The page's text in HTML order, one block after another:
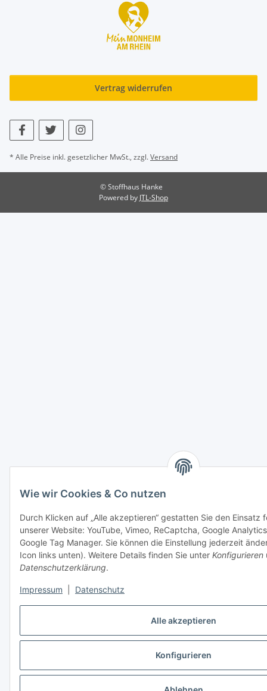
Alle akzeptieren
Konfigurieren
Wie wir Cookies & Co nutzen
Durch Klicken auf „Alle akzeptieren“ gestatten Sie den Einsatz
unserer Website: YouTube, Vimeo, ReCaptcha, Google
Google Tag Manager. Sie können die Einstellung jederzeit
Icon links unten). Weitere Details finden Sie unter Konfigurieren
Datenschutzerklärung.
Impressum Datenschutz
Vertrag widerrufen
* Alle Preise inkl. gesetzlicher MwSt., zzgl.Versand
© Stoffhaus Hanke
Powered by JTL-Shop